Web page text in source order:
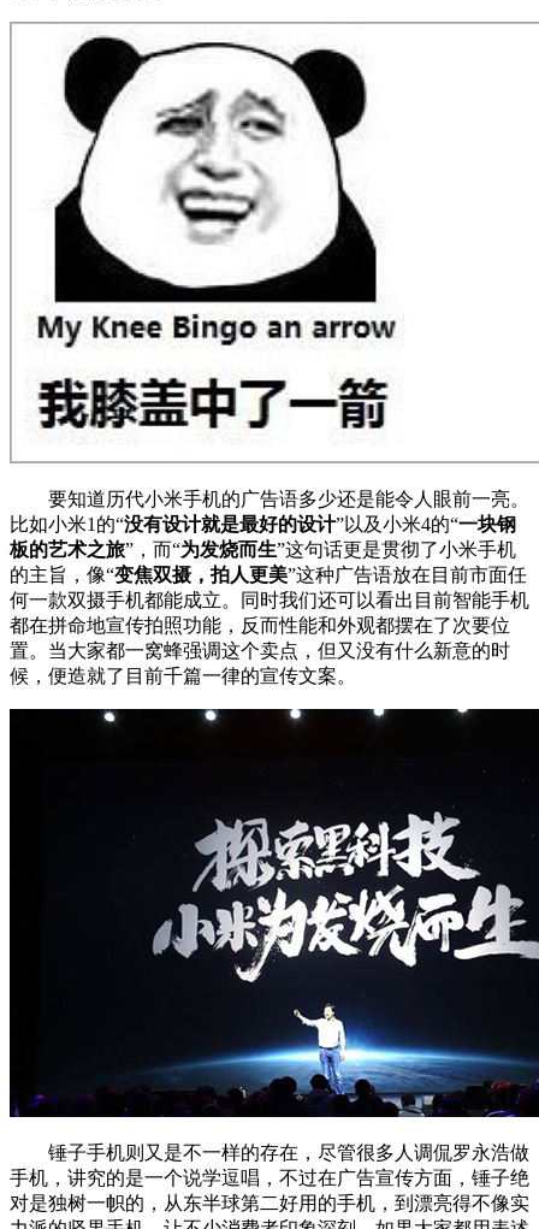
要知道历代小米手机的广告语多少还是能令人眼前一亮。
比如小米1的“没有设计就是最好的设计”以及小米4的“一块钢
板的艺术之旅”，而“为发烧而生”这句话更是贯彻了小米手机
的主旨，像“变焦双摄，拍人更美”这种广告语放在目前市面任
何一款双摄手机都能成立。同时我们还可以看出目前智能手机
都在拼命地宣传拍照功能，反而性能和外观都摆在了次要位
置。当大家都一窝蜂强调这个卖点，但又没有什么新意的时
候，便造就了目前千篇一律的宣传文案。
锤子手机则又是不一样的存在，尽管很多人调侃罗永浩做
手机，讲究的是一个说学逗唱，不过在广告宣传方面，锤子绝
对是独树一帜的，从东半球第二好用的手机，到漂亮得不像实